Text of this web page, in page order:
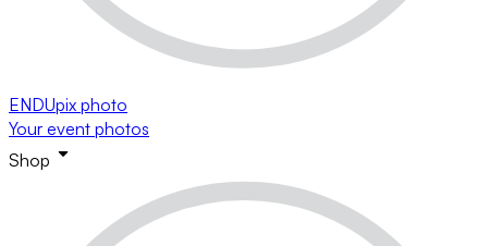
ENDUpix photo
Your event photos
Shop